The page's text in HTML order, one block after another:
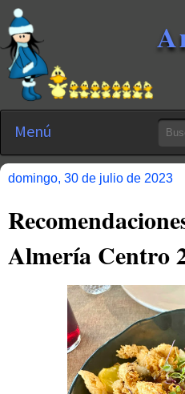
A
Menú
domingo, 30 de julio de 2023
Almería Centro